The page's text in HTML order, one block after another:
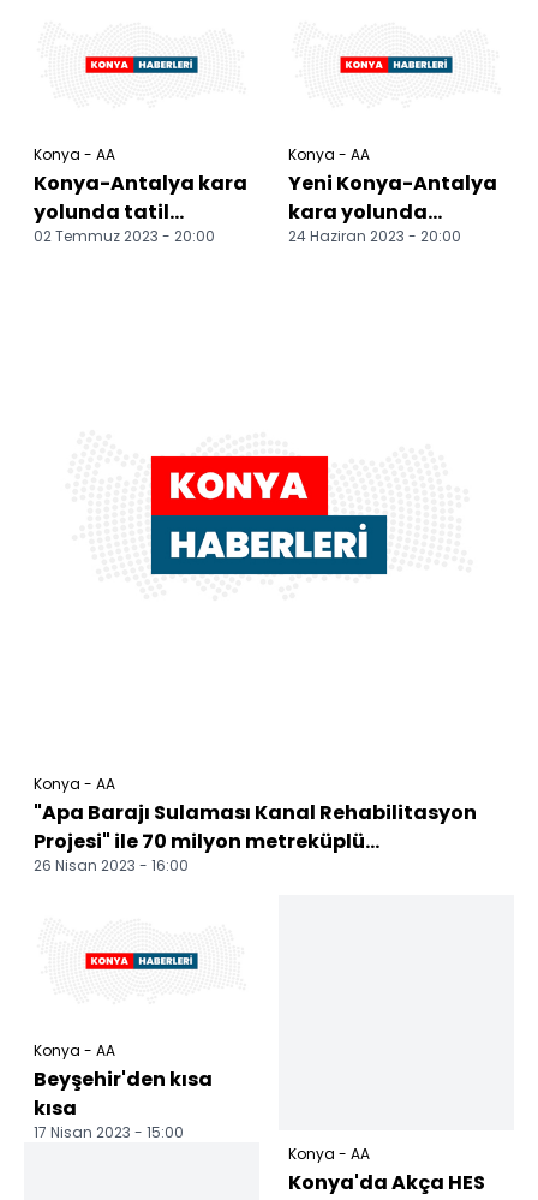
Konya - AA
Konya-Antalya kara
yolunda tatil
dönüşü yoğunluğu
02 Temmuz 2023 - 20:00
Konya - AA
Yeni Konya-Antalya
kara yolunda
bayram yoğunluğu
24 Haziran 2023 - 20:00
Konya - AA
"Apa Barajı Sulaması Kanal Rehabilitasyon
Projesi" ile 70 milyon metreküplü...
26 Nisan 2023 - 16:00
Konya - AA
Beyşehir'den kısa
kısa
17 Nisan 2023 - 15:00
Konya - AA
Konya'da Akça HES